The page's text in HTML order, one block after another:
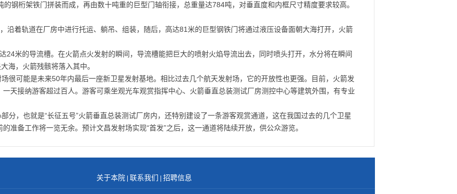
钢桁架铁门拼装而成，再由数十吨重的巨型门轴衔接，总重量达784吨，对垂直度和内框尺寸精度要求较高。
沿着轨道在厂房中进行托运、躺吊、组装，随后，高达81米的巨型钢铁门将通过液压设备面朝大海打开，火箭
24米的导流槽。在火箭点火发射的瞬间，导流槽能把巨大的喷射火焰导流出去，同时喷头打开，水分将在瞬间
海，火箭残骸将落入其中。
很可能是未来50年内最后一座新卫星发射基地。相比过去几个航天发射场，它的开放性也更强。目前，火箭发
天接纳游客超过百人。游客可乘坐观光车观赏指挥中心、火箭垂直总装测试厂房测控中心等建筑外围，有专业
分，也就是“长征五号”火箭垂直总装测试厂房内，还特别建设了一条游客观赏通道，这在我国过去的几个卫星
准备工作将一览无余。预计文昌发射场实现“首发”之后，这一通道将陆续开放，供公众游览。
关于本院| 联系我们 招聘信息